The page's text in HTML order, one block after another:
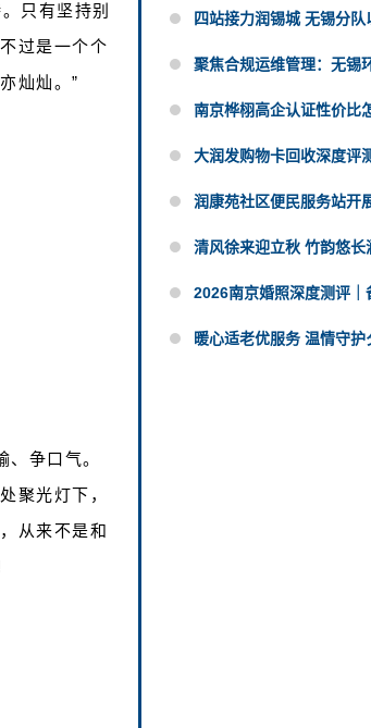
只有坚持别
过是一个个
灿灿。”
争口气。
聚光灯下，
从来不是和
四站接力润锡城 无锡分
聚焦合规运维管理：无锡
南京桦栩高企认证性价比
大润发购物卡回收深度评
润康苑社区便民服务站开
清风徐来迎立秋 竹韵悠
2026南京婚照深度测评
暖心适老优服务 温情守